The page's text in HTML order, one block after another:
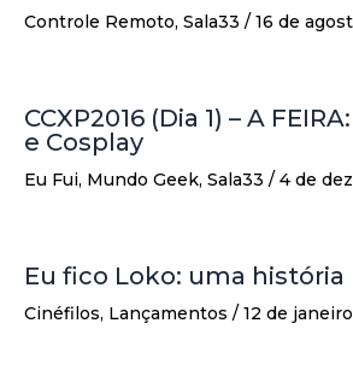
Controle Remoto, Sala33 / 16 de
CCXP2016 (Dia 1) – A
e Cosplay
Eu Fui, Mundo Geek, Sala33 / 4 de
Eu fico Loko: uma
Cinéfilos, Lançamentos / 12 de